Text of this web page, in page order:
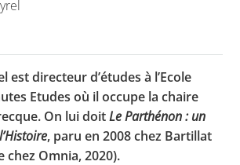
dans la presse
Toutes les actualités
est directeur d’études à l’Ecole
Etudes où il occupe la chaire
On lui doitLe Parthénon : un
, paru en 2008 chez Bartillat
chez Omnia, 2020).